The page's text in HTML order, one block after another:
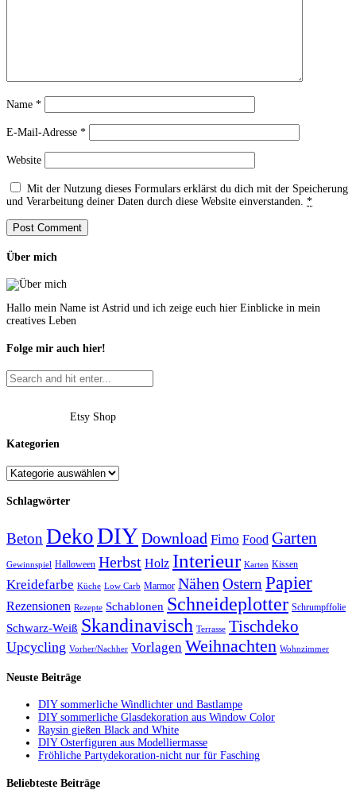
Name *
E-Mail-Adresse *
Website
Mit der Nutzung dieses Formulars erklärst du dich mit der Speicherung
und Verarbeitung deiner Daten durch diese Website einverstanden. *
Über mich
Hallo mein Name ist Astrid und ich zeige euch hier Einblicke in mein
creatives Leben
Folge mir auch hier!
Etsy Shop
Kategorien
Schlagwörter
Beton DekoDIYDownload Fimo Food Garten
Gewinnspiel Halloween Herbst Holz Interieur Karten Kissen
Kreidefarbe Küche Low Carb Marmor Nähen Ostern Papier
Rezensionen Rezepte Schablonen Schneideplotter Schrumpffolie
Schwarz-Weiß Skandinavisch Terrasse Tischdeko
Upcycling Vorher/Nachher Vorlagen Weihnachten Wohnzimmer
Neuste Beiträge
DIY sommerliche Windlichter und Bastlampe
DIY sommerliche Glasdekoration aus Window Color
Raysin gießen Black and White
DIY Osterfiguren aus Modelliermasse
Fröhliche Partydekoration-nicht nur für Fasching
Beliebteste Beiträge